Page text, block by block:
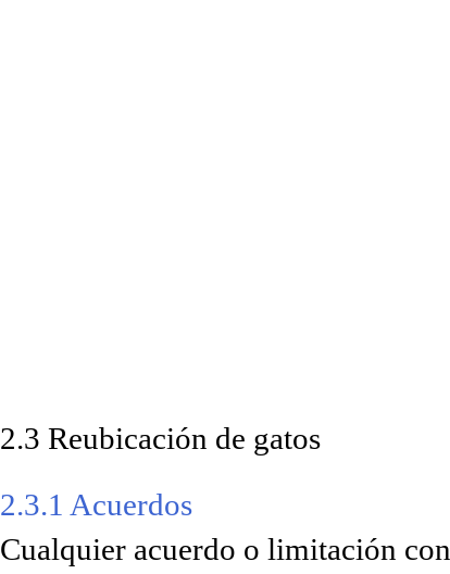
2.3.1 Acuerdos
Cualquier acuerdo o limitación con
2.3 Reubicación de gatos